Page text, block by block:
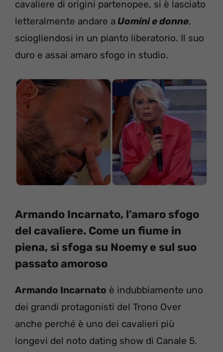
cavaliere di origini partenopee, si è lasciato
letteralmente andare a Uomini e donne,
sciogliendosi in un pianto liberatorio. Il suo
duro e assai amaro sfogo in studio.
Armando Incarnato, l’amaro sfogo
del cavaliere. Come un fiume in
piena, si sfoga su Noemy e sul suo
passato amoroso
Armando Incarnato è indubbiamente uno
dei grandi protagonisti del Trono Over
anche perché è uno dei cavalieri più
longevi del noto dating show di Canale 5.